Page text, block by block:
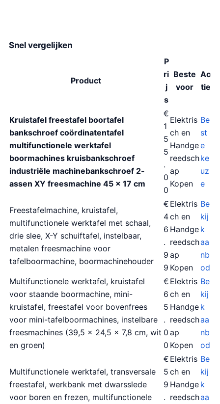
Snel vergelijken
Product
P
ri
j
s
Beste
voor
Ac
tie
Kruistafel freestafel boortafel
bankschroef coördinatentafel
multifunctionele werktafel
boormachines kruisbankschroef
industriële machinebankschroef 2-
assen XY freesmachine 45 x 17 cm
€
1
5
5
.
0
0
Elektris
ch en
Handge
reedsch
ap
Kopen
Be
st
e
ke
uz
e
Freestafelmachine, kruistafel,
multifunctionele werktafel met schaal,
drie slee, X-Y schuiftafel, instelbaar,
metalen freesmachine voor
tafelboormachine, boormachinehouder
€
4
6
.
9
9
Elektris
ch en
Handge
reedsch
ap
Kopen
Be
kij
k
aa
nb
od
Multifunctionele werktafel, kruistafel
voor staande boormachine, mini-
kruistafel, freestafel voor bovenfrees
voor mini-tafelboormachines, instelbare
freesmachines (39,5 x 24,5 x 7,8 cm, wit
en groen)
€
6
5
.
0
0
Elektris
ch en
Handge
reedsch
ap
Kopen
Be
kij
k
aa
nb
od
Multifunctionele werktafel, transversale
freestafel, werkbank met dwarsslede
voor boren en frezen, multifunctionele
€
5
9
.
Elektris
ch en
Handge
reedsch
Be
kij
k
aa